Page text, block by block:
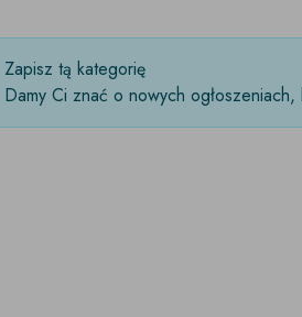
Zapisz tą kategorię
Damy Ci znać o nowych